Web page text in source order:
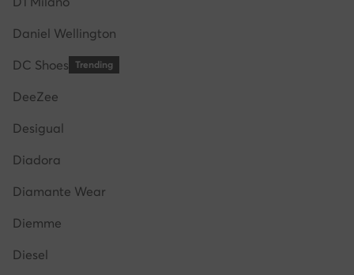
Daniel Wellington
DC Shoes Trending
DeeZee
Desigual
Diadora
Diamante Wear
Diemme
Diesel